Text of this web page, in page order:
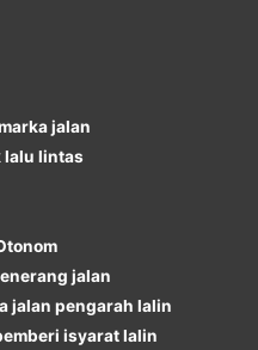
jalan
lalu lintas
jalan
jalan pengarah lalin
isyarat lalin